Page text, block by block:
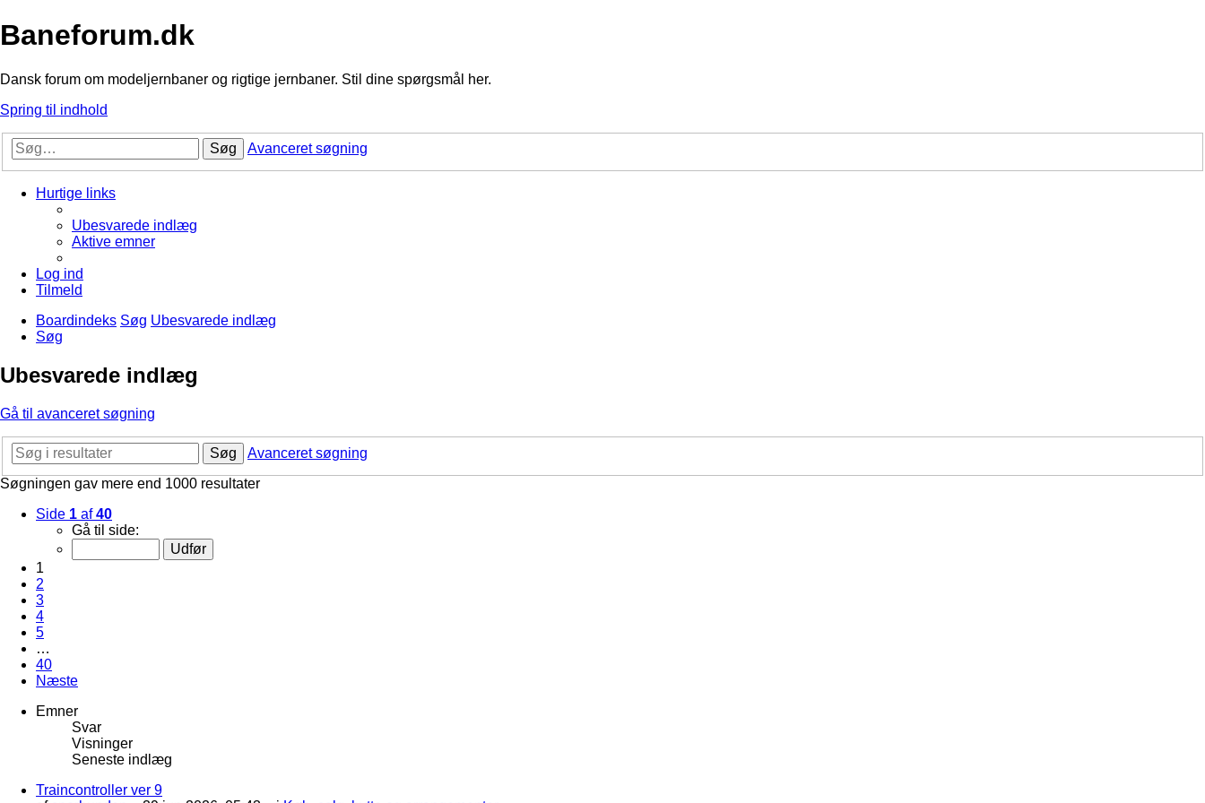
Baneforum.dk
Dansk forum om modeljernbaner og rigtige jernbaner. Stil dine spørgsmål her.
Spring til indhold
Søg Avanceret søgning
Hurtige links
Ubesvarede indlæg
Aktive emner
Log ind
Tilmeld
Boardindeks Søg Ubesvarede indlæg
Søg
Ubesvarede indlæg
Gå til avanceret søgning
Søg
Avanceret søgning
Søgningen gav mere end 1000 resultater
Side 1 af40
Gå til side:
1
2
3
4
5
…
40
Næste
Emner
Svar
Visninger
Seneste indlæg
Traincontroller ver 9